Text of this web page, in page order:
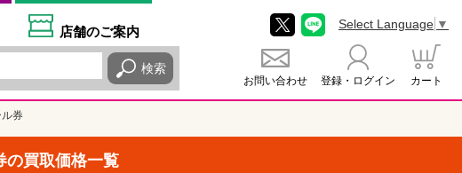
店舗のご案内
検索
お問い合わせ 登録・ログイン カート
Select Language ▼
券
の買取価格一覧